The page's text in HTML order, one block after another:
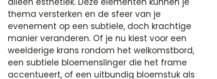
thema versterken en de sfeer van je
evenement op een subtiele, doch krachtige
manier veranderen. Of je nu kiest voor een
weelderige krans rondom het welkomstbord,
een subtiele bloemenslinger die het frame
accentueert, of een uitbundig bloemstuk als